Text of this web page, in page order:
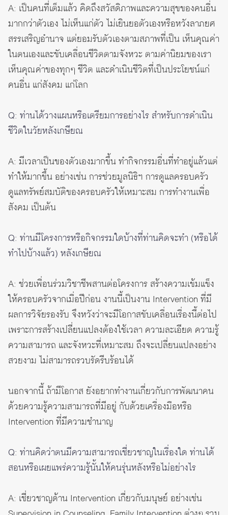
A: เป็นคนที่เต็มแล้ว คิดถึงสวัสดิภาพและความสุขของคนอื่น
มากกว่าตัวเอง ไม่เห็นแก่ตัว ไม่เยินยอตัวเองหรือหวังลาภยศ
สรรเสริญอำนาจ แต่ยอมรับตัวเองตามสภาพที่เป็น เห็นคุณค่า
ในตนเองและขับเคลื่อนชีวิตตามจังหวะ ตามค่านิยมของเรา
เห็นคุณค่าของทุกๆ ชีวิต และดำเนินชีวิตที่เป็นประโยชน์แก่
คนอื่น แก่สังคม แก่โลก
Q: ท่านได้วางแผนหรือเตรียมการอย่างไร สำหรับการดำเนิน
ชีวิตในวัยหลังเกษียณ
A: มีเวลาเป็นของตัวเองมากขึ้น ทำกิจกรรมอื่นที่ทำอยู่แล้วแต่
ทำให้มากขึ้น อย่างเช่น การช่วยมูลนิธิฯ การดูแลครอบครัว
ดูแลทรัพย์สมบัติของครอบครัวให้เหมาะสม การทำงานเพื่อ
สังคม เป็นต้น
Q: ท่านมีโครงการหรือกิจกรรมใดบ้างที่ท่านคิดจะทำ (หรือได้
ทำไปบ้างแล้ว) หลังเกษียณ
A: ช่วยเพื่อนร่วมวิชาชีพสานต่อโครงการ สร้างความเข้มแข็ง
ให้ครอบครัวจากเมื่อปีก่อน งานนี้เป็นงาน Intervention ที่มี
ผลการวิจัยรองรับ จึงหวังว่าจะมีโอกาสขับเคลื่อนเรื่องนี้ต่อไป
เพราะการสร้างเปลี่ยนแปลงต้องใช้เวลา ความละเอียด ความรู้
ความสามารถ และจังหวะที่เหมาะสม ถึงจะเปลี่ยนแปลงอย่าง
สวยงาม ไม่สามารถรวบรัดรีบร้อนได้
นอกจากนี้ ถ้ามีโอกาส ยังอยากทำงานเกี่ยวกับการพัฒนาคน
ด้วยความรู้ความสามารถที่มีอยู่ กับด้วยเครื่องมือหรือ
Intervention ที่มีความชำนาญ
Q: ท่านคิดว่าตนมีความสามารถเชี่ยวชาญในเรื่องใด ท่านได้
สอนหรือเผยแพร่ความรู้นั้นให้คนรุ่นหลังหรือไม่อย่างไร
A: เชี่ยวชาญด้าน Intervention เกี่ยวกับมนุษย์ อย่างเช่น